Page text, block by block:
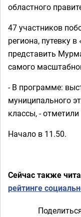
областного
47 участников
региона, путевку
представить
самого
- В программе:
муниципального
классы, -
Начало в 11.50.
Сейчас также
рейтинге